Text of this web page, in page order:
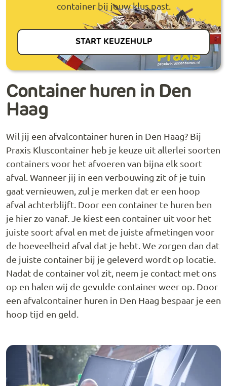
container bij jouw klus past.
START KEUZEHULP
Container huren in Den
Haag
Wil jij een afvalcontainer huren in Den Haag? Bij
Praxis Kluscontainer heb je keuze uit allerlei soorten
containers voor het afvoeren van bijna elk soort
afval. Wanneer jij in een verbouwing zit of je tuin
gaat vernieuwen, zul je merken dat er een hoop
afval achterblijft. Door een container te huren ben
je hier zo vanaf. Je kiest een container uit voor het
juiste soort afval en met de juiste afmetingen voor
de hoeveelheid afval dat je hebt. We zorgen dan dat
de juiste container bij je geleverd wordt op locatie.
Nadat de container vol zit, neem je contact met ons
op en halen wij de gevulde container weer op. Door
een afvalcontainer huren in Den Haag bespaar je een
hoop tijd en geld.